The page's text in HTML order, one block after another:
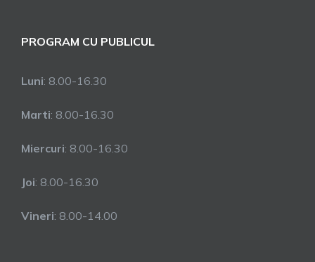
PROGRAM CU PUBLICUL
Luni: 8.00-16.30
Marti: 8.00-16.30
Miercuri: 8.00-16.30
Joi: 8.00-16.30
Vineri: 8.00-14.00